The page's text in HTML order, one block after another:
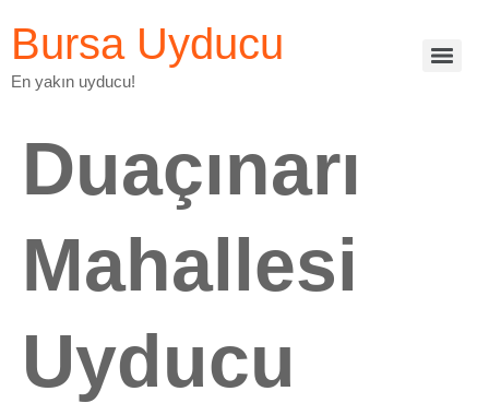
Bursa Uyducu
En yakın uyducu!
Duaçınarı
Mahallesi
Uyducu